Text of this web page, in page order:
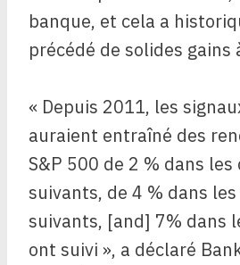
banque, et cela a
précédé de solides gains
« Depuis 2011, les
auraient entraîné des
S&P 500 de 2 % dans les
suivants, de 4 % dans
suivants, [and] 7% dans
ont suivi », a déclaré